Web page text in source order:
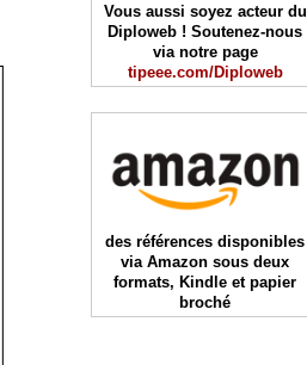
Vous aussi soyez acteur du
Diploweb ! Soutenez-nous
via notre page
tipeee.com/Diploweb
des références disponibles
via Amazon sous deux
formats, Kindle et papier
broché